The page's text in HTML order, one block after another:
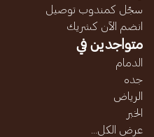
سجّل كمندوب توصيل
انضم الآن كشريك
متواجدين في
الدمام
جده
الرياض
الخبر
عرض الكل...